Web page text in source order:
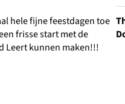
hele fijne feestdagen toe
frisse start met de
Leert kunnen maken!!!